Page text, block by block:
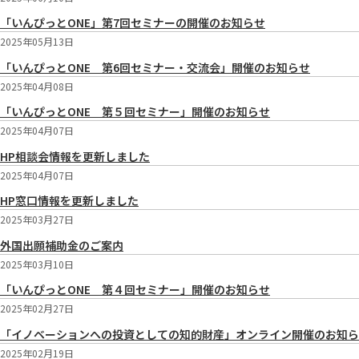
「いんぴっとONE」第7回セミナーの開催のお知らせ
2025年05月13日
「いんぴっとONE 第6回セミナー・交流会」開催のお知らせ
2025年04月08日
「いんぴっとONE 第５回セミナー」開催のお知らせ
2025年04月07日
HP相談会情報を更新しました
2025年04月07日
HP窓口情報を更新しました
2025年03月27日
外国出願補助金のご案内
2025年03月10日
「いんぴっとONE 第４回セミナー」開催のお知らせ
2025年02月27日
「イノベーションへの投資としての知的財産」オンライン開催のお知
2025年02月19日